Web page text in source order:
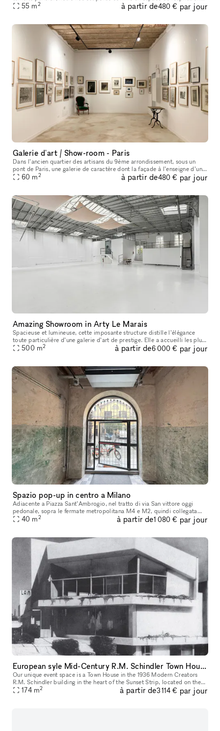
au cœur du quartier Saint-Lazare. Nous proposons un servi
55 m2 à partir de480 € par jour
Galerie d'art / Show-room - Paris
Dans l’ancien quartier des artisans du 9ème arrondissement, sous un
pont de Paris, une galerie de caractère dont la façade à l’enseigne d’un
caviste de la fin du 19ème siècle a été restaurée dans le
60 m2 à partir de480 € par jour
Amazing Showroom in Arty Le Marais
Spacieuse et lumineuse, cette imposante structure distille l’élégance
toute particulière d’une galerie d’art de prestige. Elle a accueilli les plus
grands noms de l’art, de la haute couture et du cin
500 m2 à partir de6 000 € par jour
Spazio pop-up in centro a Milano
Adiacente a Piazza Sant’Ambrogio, nel tratto di via San vittore oggi
pedonale, sopra le fermate metropolitana M4 e M2, quindi collegata
con Linate e Malpensa in uno stabile d’epoca con un cortile di
40 m2 à partir de1 080 € par jour
European syle Mid-Century R.M. Schindler Town House on Sunset Blvd
Our unique event space is a Town House in the 1936 Modern Creators
R.M. Schindler building in the heart of the Sunset Strip, located on the
nicest block in West Hollywood with lots of foot traffic an
174 m2 à partir de3 114 € par jour